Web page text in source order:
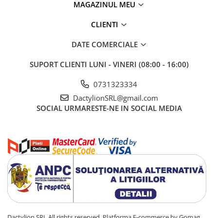
LED
Spate
3 x lumini
Culoare
Rosu
Putere (lumeni)
15
Tip baterie
Reincarcabila
Autonomie
10 h
MAGAZINUL MEU
CLIENTI
DATE COMERCIALE
SUPORT CLIENTI LUNI - VINERI (08:00 - 16:00)
0731323334
DactylionSRL@gmail.com
SOCIAL URMARESTE-NE IN SOCIAL MEDIA